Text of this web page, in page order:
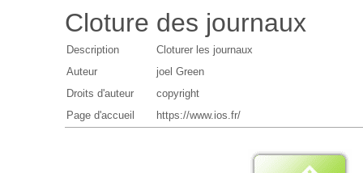
Cloture des journaux
Description
Cloturer les journaux
Auteur
joel Green
Droits d'auteur
copyright
Page d'accueil
https://www.ios.fr/